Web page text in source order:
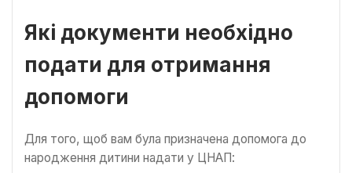
Які документи необхідно
подати для отримання
допомоги
Для того, щоб вам була призначена допомога до
народження дитини надати у ЦНАП: